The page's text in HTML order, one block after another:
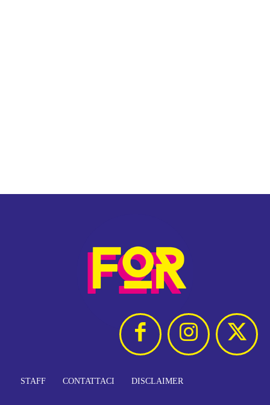
STAFF CONTATTACI DISCLAIMER